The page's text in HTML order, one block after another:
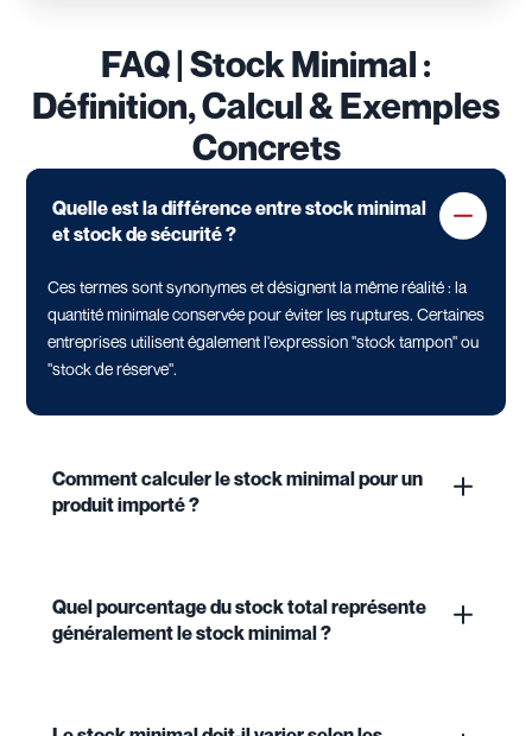
FAQ | Stock Minimal :
Définition, Calcul & Exemples
Concrets
Quelle est la différence entre stock minimal
et stock de sécurité ?
Ces termes sont synonymes et désignent la même réalité : la
quantité minimale conservée pour éviter les ruptures. Certaines
entreprises utilisent également l'expression "stock tampon" ou
"stock de réserve".
Comment calculer le stock minimal pour un
produit importé ?
Quel pourcentage du stock total représente
généralement le stock minimal ?